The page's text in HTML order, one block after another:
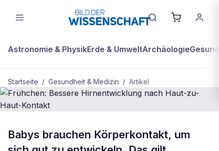
Astronomie & PhysikErde & UmweltArchäologie
Startseite / Gesundheit & Medizin / Artikel
GESUNDHEIT & MEDIZIN
Babys brauchen Körperkontakt, um